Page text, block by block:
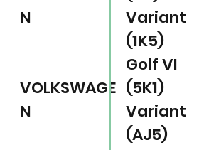
N
Variant
(1K5)
VOLKSWAGE
N
Golf VI
(5K1)
Variant
(AJ5)